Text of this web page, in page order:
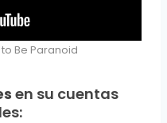
Be Paranoid
en su cuentas